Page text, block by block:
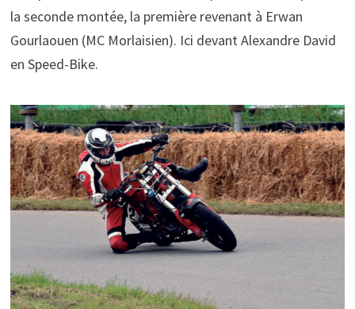
la seconde montée, la première revenant à Erwan
Gourlaouen (MC Morlaisien). Ici devant Alexandre David
en Speed-Bike.